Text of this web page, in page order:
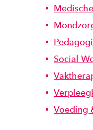
Social
Voeding